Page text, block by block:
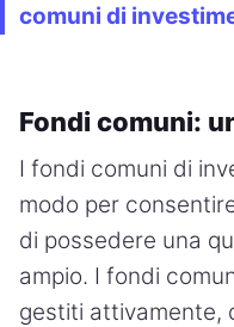
comuni di
Fondi comuni:
I fondi comuni di
modo per
di possedere una
ampio. I fondi
gestiti attivamente,